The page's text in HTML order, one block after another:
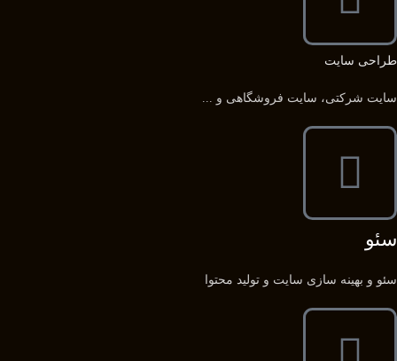
طراحی سایت
سایت شرکتی، سایت فروشگاهی و ...
سئو
سئو و بهینه سازی سایت و تولید محتوا